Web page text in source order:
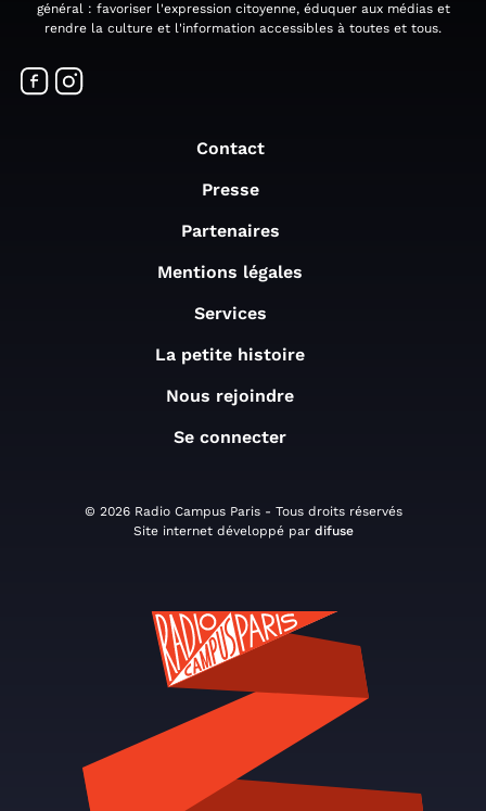
général : favoriser l'expression citoyenne, éduquer aux médias et
rendre la culture et l'information accessibles à toutes et tous.
Contact
Presse
Partenaires
Mentions légales
Services
La petite histoire
Nous rejoindre
Se connecter
© 2026 Radio Campus Paris - Tous droits réservés
Site internet développé par difuse